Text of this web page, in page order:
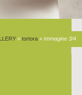
» tortora » Immagine 3/4